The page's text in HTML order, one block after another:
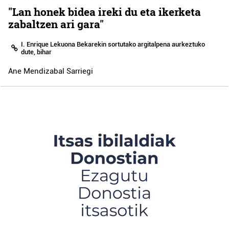
"Lan honek bidea ireki du eta ikerketa
zabaltzen ari gara"
I. Enrique Lekuona Bekarekin sortutako argitalpena aurkeztuko
dute, bihar
Ane Mendizabal Sarriegi